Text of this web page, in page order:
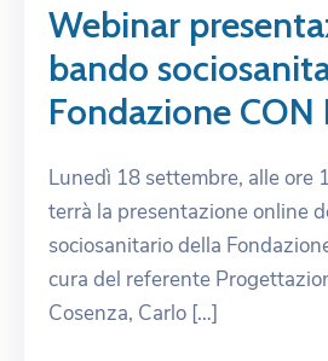
Webinar
bando
Fondazione CON
Lunedì 18 settembre, alle ore
terrà la presentazione online
sociosanitario della
cura del referente
Cosenza, Carlo […]